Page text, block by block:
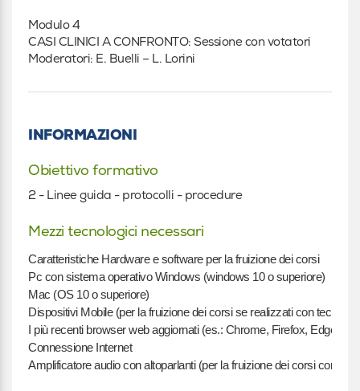
Modulo 4
CASI CLINICI A CONFRONTO: Sessione con votatori
Moderatori: E. Buelli – L. Lorini
INFORMAZIONI
Obiettivo formativo
2 - Linee guida - protocolli - procedure
Mezzi tecnologici necessari
Caratteristiche Hardware e software per la fruizione dei corsi
Pc con sistema operativo Windows (windows 10 o superiore)
Mac (OS 10 o superiore)
Dispositivi Mobile (per la fruizione dei corsi se realizzati con
I più recenti browser web aggiornati (es.: Chrome, Firefox, Edge)
Connessione Internet
Amplificatore audio con altoparlanti (per la fruizione dei corsi con